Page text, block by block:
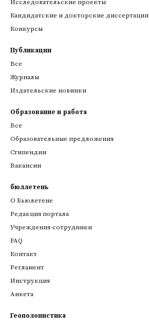
Исследовательские проекты
Кандидатские и докторские диссертации
Конкурсы
Публикации
Все
Журналы
Издательские новинки
Образование и работа
Все
Образовательные предложения
Стипендии
Вакансии
бюллетень
О Бьюлетене
Редакция портала
Учреждения-сотрудники
FAQ
Контакт
Регламент
Инструкция
Анкета
Геополонистика